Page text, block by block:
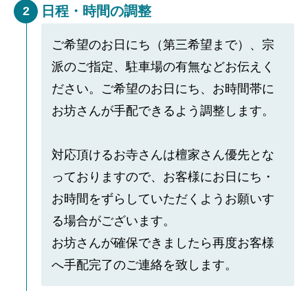
2 日程・時間の調整
ご希望のお日にち（第三希望まで）、宗
派のご指定、駐車場の有無などお伝えく
ださい。ご希望のお日にち、お時間帯に
お坊さんが手配できるよう調整します。
対応頂けるお寺さんは檀家さん優先とな
っておりますので、お客様にお日にち・
お時間をずらしていただくようお願いす
る場合がございます。
お坊さんが確保できましたら再度お客様
へ手配完了のご連絡を致します。